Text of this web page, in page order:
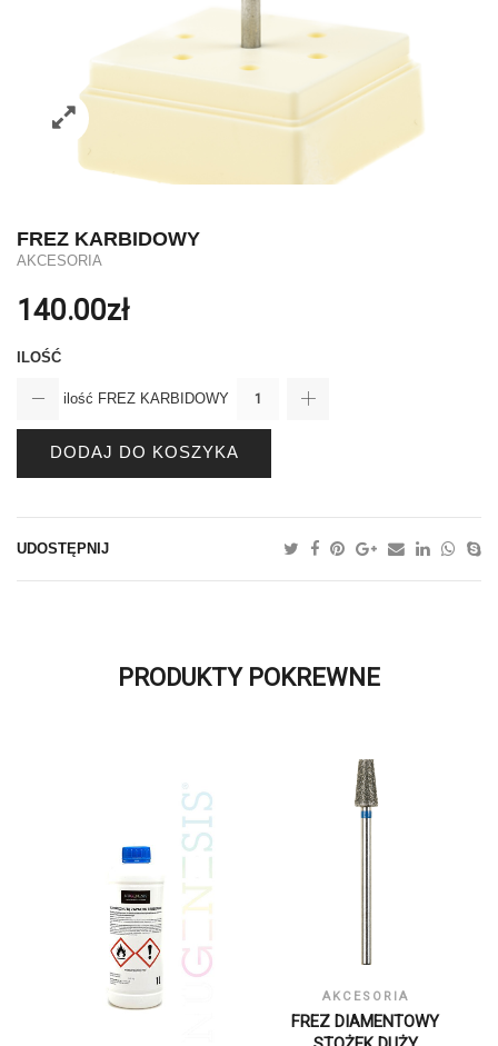
FREZ KARBIDOWY
AKCESORIA
140.00zł
ILOŚĆ
ilość FREZ KARBIDOWY
DODAJ DO KOSZYKA
UDOSTĘPNIJ
PRODUKTY POKREWNE
AKCESORIA
FREZ DIAMENTOWY